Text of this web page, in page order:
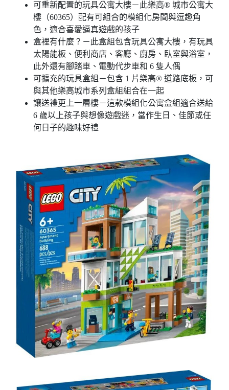
可重新配置的玩具公寓大樓－此樂高® 城市公寓大
樓（60365）配有可組合的模組化房間與逗趣角
色，適合喜愛逼真遊戲的孩子
盒裡有什麼？－此盒組包含玩具公寓大樓，有玩具
太陽能板、便利商店、客廳、廚房、臥室與浴室，
此外還有腳踏車、電動代步車和 6 隻人偶
可擴充的玩具盒組－包含 1 片樂高® 道路底板，可
與其他樂高城市系列盒組組合在一起
讓送禮更上一層樓－這款模組化公寓盒組適合送給
6 歲以上孩子與想像遊戲迷，當作生日、佳節或任
何日子的趣味好禮